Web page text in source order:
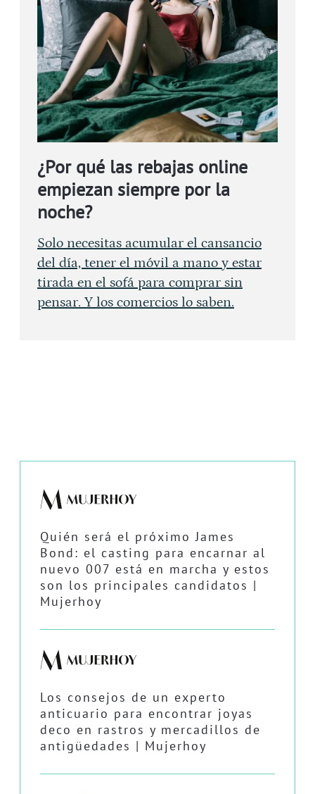
¿Por qué las rebajas online
empiezan siempre por la
noche?
Solo necesitas acumular el cansancio
del día, tener el móvil a mano y estar
tirada en el sofá para comprar sin
pensar. Y los comercios lo saben.
Quién será el próximo James
Bond: el casting para encarnar al
nuevo 007 está en marcha y estos
son los principales candidatos |
Mujerhoy
Los consejos de un experto
anticuario para encontrar joyas
deco en rastros y mercadillos de
antigüedades | Mujerhoy